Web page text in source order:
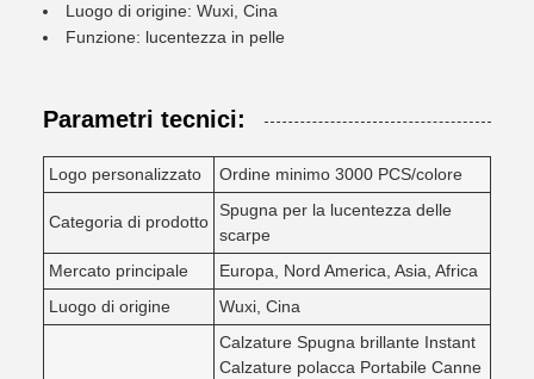
Luogo di origine: Wuxi, Cina
Funzione: lucentezza in pelle
Parametri tecnici:
Logo personalizzato Ordine minimo 3000 PCS/colore
Categoria di prodotto
Spugna per la lucentezza delle
scarpe
Mercato principale
Europa, Nord America, Asia, Africa
Luogo di origine
Wuxi, Cina
Calzature Spugna brillante Instant
Calzature polacca Portabile Canne